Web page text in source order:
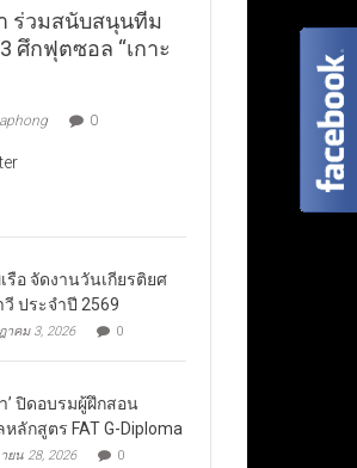
ร่วมสนับสนุนทีม
ศึกฟุตซอล “เกาะ
0
รือ จัดงานวันเกียรติยศ
ประจำปี 2569
าคม 3, 2026 0
’ ปิดอบรมผู้ฝึกสอน
ลักสูตร FAT G-Diploma
ยน 28, 2026 0